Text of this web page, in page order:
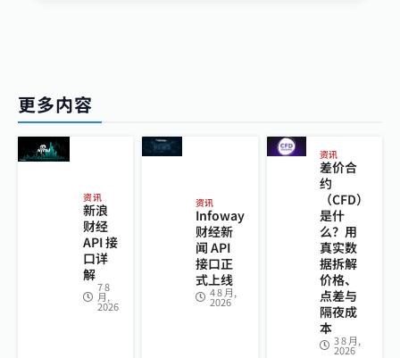
更多内容
资讯
新浪
财经
API 接
口详
解
7 8
月,
2026
资讯
Infoway
财经新
闻 API
接口正
式上线
4 8 月,
2026
资讯
差价合
约
（CFD）
是什
么？用
真实数
据拆解
价格、
点差与
隔夜成
本
3 8 月,
2026